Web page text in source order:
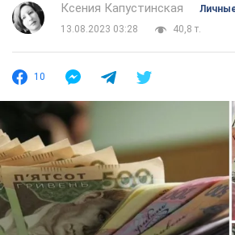
Ксения Капустинская
13.08.2023 03:28
40,8 т.
10